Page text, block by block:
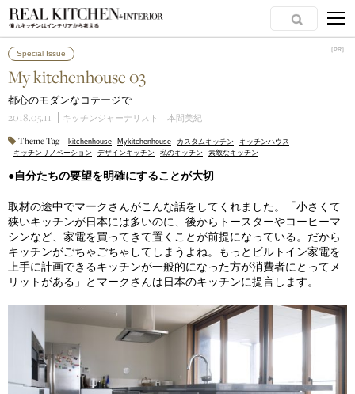
［PR］
［PR］
Special Issue
My kitchenhouse 03
都心のモダンなコテージで
2018.05.11 キッチンジャーナリスト 本間美紀
Theme Tag kitchenhouse Mykitchenhouse カスタムキッチン
キッチンハウス
キッチンリノベーション
デザインキッチン 私のキッチン 素敵なキッチン
●自分たちの要望を明確にすることが大切
取材の途中でマークさんがこんな話をしてくれました。「小さくて
狭いキッチンが日本には多いのに、後からトースターやコーヒーマ
シンなど、家電を買ってきて置くことが前提になっている。だから
キッチンがごちゃごちゃしてしまうよね。もっとビルトイン家電を
上手に計画できるキッチンが一般的になった方が消費者にとってメ
リットがある」とマークさんは日本のキッチンに提言します。